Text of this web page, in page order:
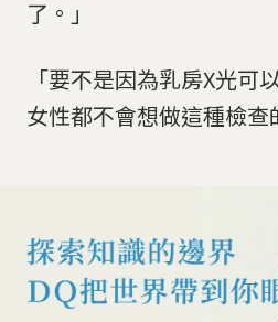
了。」
「要不是因為乳房X光可
女性都不會想做這種檢查